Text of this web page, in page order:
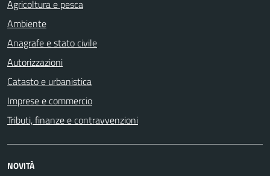
Agricoltura e pesca
Ambiente
Anagrafe e stato civile
Autorizzazioni
Catasto e urbanistica
Imprese e commercio
Tributi, finanze e contravvenzioni
NOVITÀ